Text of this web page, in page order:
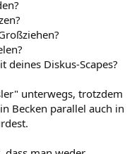
deines Diskus-Scapes?
unterwegs, trotzdem
Becken parallel auch in